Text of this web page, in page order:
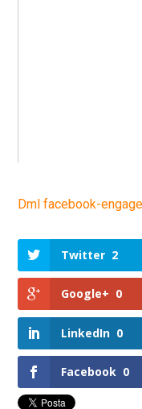
Dml facebook-
Twitter 2
Google+ 0
LinkedIn 0
Facebook 0